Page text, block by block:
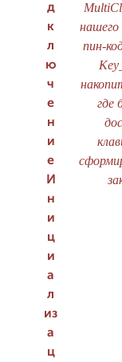
д
к
л
ю
ч
е
н
и
е
И
н
и
ц
и
а
л
из
а
ц
пин-
где